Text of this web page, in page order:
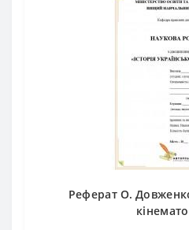
Реферат О.